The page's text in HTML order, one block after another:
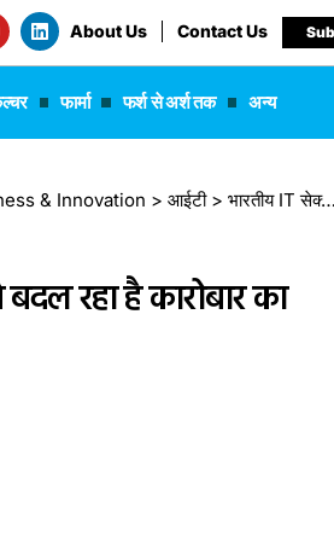
About Us Contact Us
फार्मा फर्श से अर्श तक अन्य
& Innovation > आईटी> भारतीय IT सेक्टर में नई हलचल, AI और क्लाउड टेक्नोलॉजी से बदल रहा है कारोबार का तरीका
रहा है कारोबार का